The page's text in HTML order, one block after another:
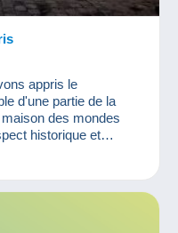
appris le
d'une partie de la
des mondes
historique et
très chère aux
reste tel qu'il